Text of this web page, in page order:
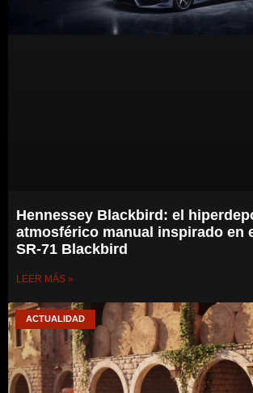
Hennessey Blackbird: el
atmosférico manual inspirado en
SR-71 Blackbird
LEER MÁS »
ACTUALIDAD